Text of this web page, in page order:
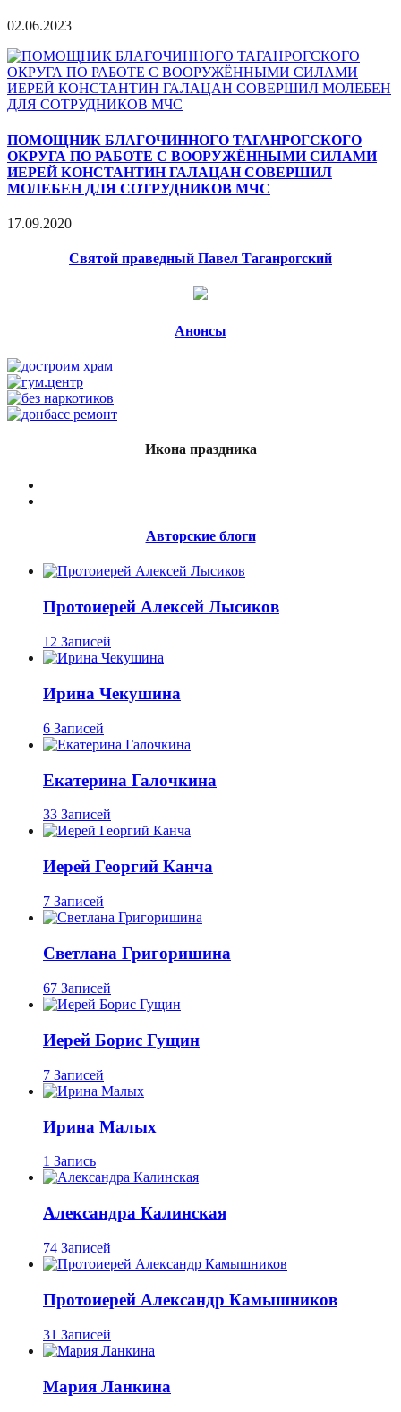
02.06.2023
ПОМОЩНИК БЛАГОЧИННОГО ТАГАНРОГСКОГО
ОКРУГА ПО РАБОТЕ С ВООРУЖЁННЫМИ СИЛАМИ
ИЕРЕЙ КОНСТАНТИН ГАЛАЦАН СОВЕРШИЛ
МОЛЕБЕН ДЛЯ СОТРУДНИКОВ МЧС
17.09.2020
Святой праведный Павел Таганрогский
Анонсы
Икона праздника
Авторские блоги
Протоиерей Алексей Лысиков
12 Записей
Ирина Чекушина
6 Записей
Екатерина Галочкина
33 Записей
Иерей Георгий Канча
7 Записей
Светлана Григоришина
67 Записей
Иерей Борис Гущин
7 Записей
Ирина Малых
1 Запись
Александра Калинская
74 Записей
Протоиерей Александр Камышников
31 Записей
Мария Ланкина